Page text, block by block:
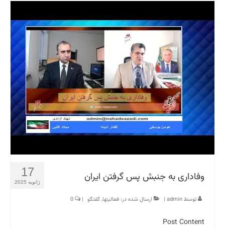
برنامه ها
کتابخانه
تماس با ما
17
ژانویه 2025 وفاداری به جنبش پس گرفتن ایران
توسطadmin
| ارسال شده در: فعالیتها,گفتگو |
Post Content ​